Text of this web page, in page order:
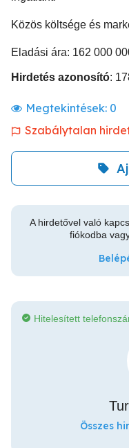
Közös költsége és
Eladási ára: 162 000
Hirdetés azonosító:
Megtekintések: 0
Szabálytalan
A hirdetővel való
fiókodba
Hitelesített
Összes